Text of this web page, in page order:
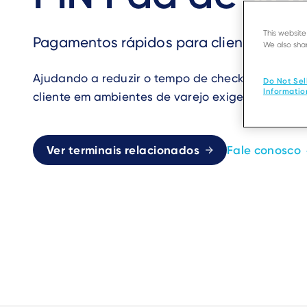
Pagamentos rápidos para clientes
Ajudando a reduzir o tempo de checkout e
cliente em ambientes de varejo exigentes.
Ver terminais relacionados Fale conosco
This
We also
Do Not